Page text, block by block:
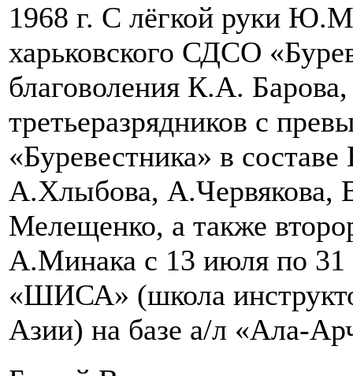
1968 г. С лёгкой руки
харьковского СДСО
благоволения К.А.
третьеразрядников с
«Буревестника» в
А.Хлыбова, А.Червякова,
Мелещенко, а также
А.Минака с 13 июля по 31
«ШИСА» (школа
Азии) на базе а/л «Ала-